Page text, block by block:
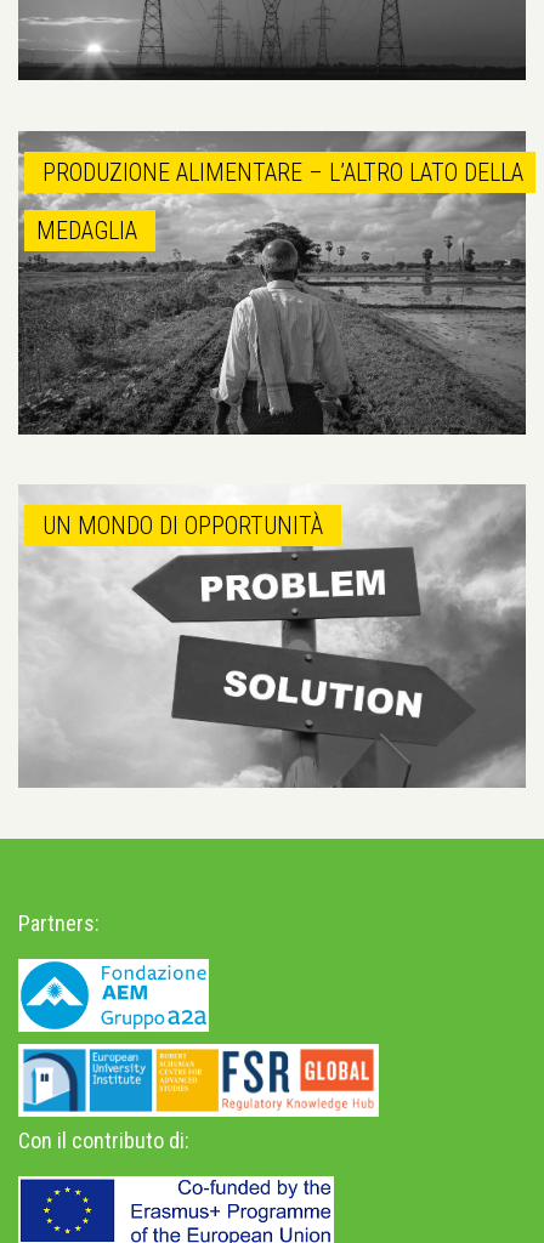
PRODUZIONE ALIMENTARE – L’ALTRO LATO DELLA
MEDAGLIA
UN MONDO DI OPPORTUNITÀ
Partners:
Con il contributo di: